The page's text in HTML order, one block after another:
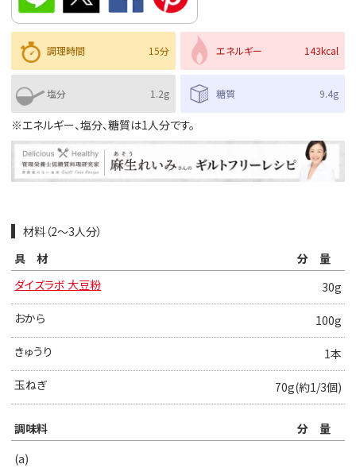
調理時間 15分 エネルギー 143kcal
塩分 1.2g 糖質 9.4g
※エネルギー、塩分、糖質は1人分です。
材料（2～3人分）
具材
分量
ダイズラボ 大豆粉
30g
おから
100g
きゅうり
1本
玉ねぎ
70g(約1/3個)
調味料
分量
(a)